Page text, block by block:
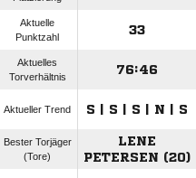
Aktuelle
Punktzahl
33
Aktuelles
Torverhältnis
76:46
Aktueller Trend S | S | S | N | S
Bester Torjäger
(Tore)
LENE
PETERSEN (20)